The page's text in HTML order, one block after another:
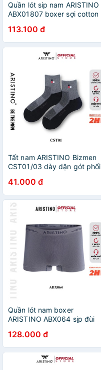
Quần lót sip nam ARISTINO
ABX01807 boxer sợi cotton
kháng khuẩn khử mùi thấm
hút mồ hôi
113.100 đ
Tất nam ARISTINO Bizmen
CST01/03 dày dặn gót phối
thấm hút mồ hôi tốt
41.000 đ
Quần lót nam boxer
ARISTINO ABX064 sịp đùi
mềm co giãn 4 chiều thoáng
mát kháng khuẩn khử mùi
128.000 đ